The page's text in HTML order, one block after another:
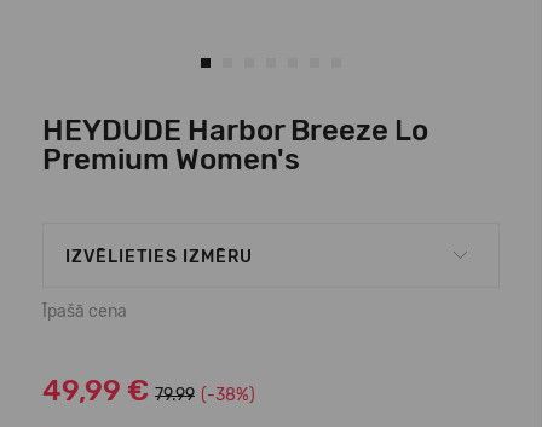
HEYDUDE Harbor Breeze Lo
Premium Women's
IZVĒLIETIES IZMĒRU
Īpašā cena
49,99 € 79.99 (-38%)